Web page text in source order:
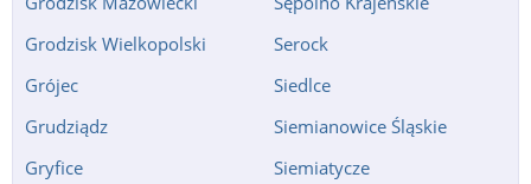
Grodzisk Wielkopolski
Grójec
Grudziądz
Gryfice
Serock
Siedlce
Siemianowice Śląskie
Siemiatycze